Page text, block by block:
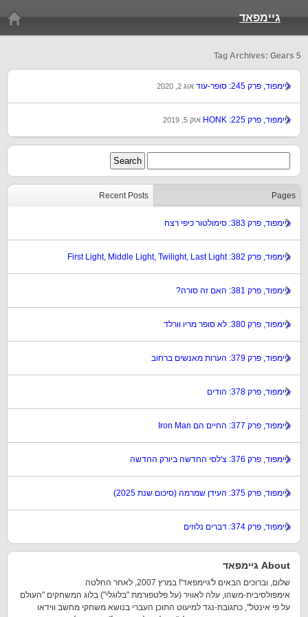
גיימפאד
Tag Archives: Gears 5
גיימפוד, פרק 245: סופר-עוד אוג 2, 2020
גיימפוד, פרק 225: HONK אוק 5, 2019
Recent Posts Pages
גיימפוד, פרק 383: סימולטור כיפי רצח
גיימפוד, פרק 382: First Light, Middle Light, Twilight, Last Light
גיימפוד, פרק 381: האם זה סורה?
גיימפוד, פרק 380: לא סופר מריו וורלד
גיימפוד, פרק 379: הערות מאנשים ברחוב
גיימפוד, פרק 378: הודים
גיימפוד, פרק 377: החיים הם Iron Man
גיימפוד, פרק 376: צ'לסי החדשה ביורק החדשה
גיימפוד, פרק 375: העידן שמרמה (סיכום שנת 2025)
גיימפוד, פרק 374: דברים נלוזים
About גיימפאד
שלום, וברוכים הבאים ל'גיימפאד'! במרץ 2007, לאחר החלטה
אימפולסיבית-משהו, עלה לאוויר (על פלטפורמת "בלוגלי") בלוג המשחקים "העולם
על פי אינטל", כתגובת-נגד למיעוט התוכן העברי בנושא משחקי מחשב ווידאו